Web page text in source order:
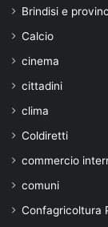
Brindisi e
Calcio
cinema
cittadini
clima
Coldiretti
commercio
comuni
Confagricoltura